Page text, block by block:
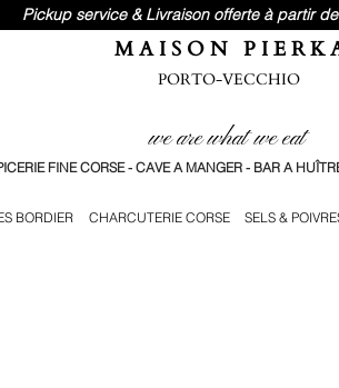
Pickup service & Livraison offerte à partir
M A I S O N P I E R K
PORTO-VECCHIO
we are what we eat
FINE CORSE - CAVE A MANGER - BAR A
BORDIER CHARCUTERIE CORSE SELS &